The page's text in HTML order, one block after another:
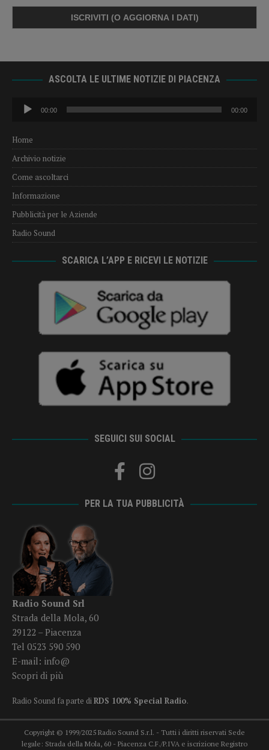
ASCOLTA LE ULTIME NOTIZIE DI PIACENZA
Audio
Player
00:00 00:00
Home
Archivio notizie
Come ascoltarci
Informazione
Pubblicità per le Aziende
Radio Sound
SCARICA L’APP E RICEVI LE NOTIZIE
SEGUICI SUI SOCIAL
PER LA TUA PUBBLICITÀ
Radio Sound Srl
Strada della Mola, 60
29122 – Piacenza
Tel 0523 590 590
E-mail: info@
Scopri di più
Radio Sound fa parte diRDS 100% Special Radio.
Copyright © 1999/2025 Radio Sound S.r.l. - Tutti i diritti riservati Sede
legale: Strada della Mola, 60 - Piacenza C.F./P.IVA e iscrizione Registro